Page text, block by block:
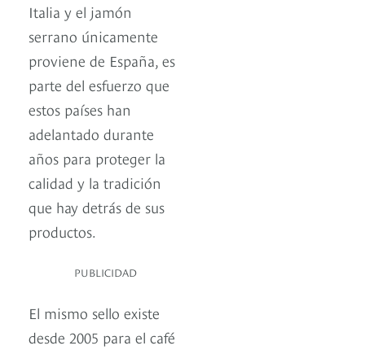
Italia y el jamón
serrano únicamente
proviene de España, es
parte del esfuerzo que
estos países han
adelantado durante
años para proteger la
calidad y la tradición
que hay detrás de sus
productos.
PUBLICIDAD
El mismo sello existe
desde 2005 para el café